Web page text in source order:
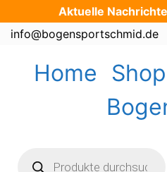
Inhalt
springen
Aktuelle
info@bogensportschmid.de
Home Shop
search